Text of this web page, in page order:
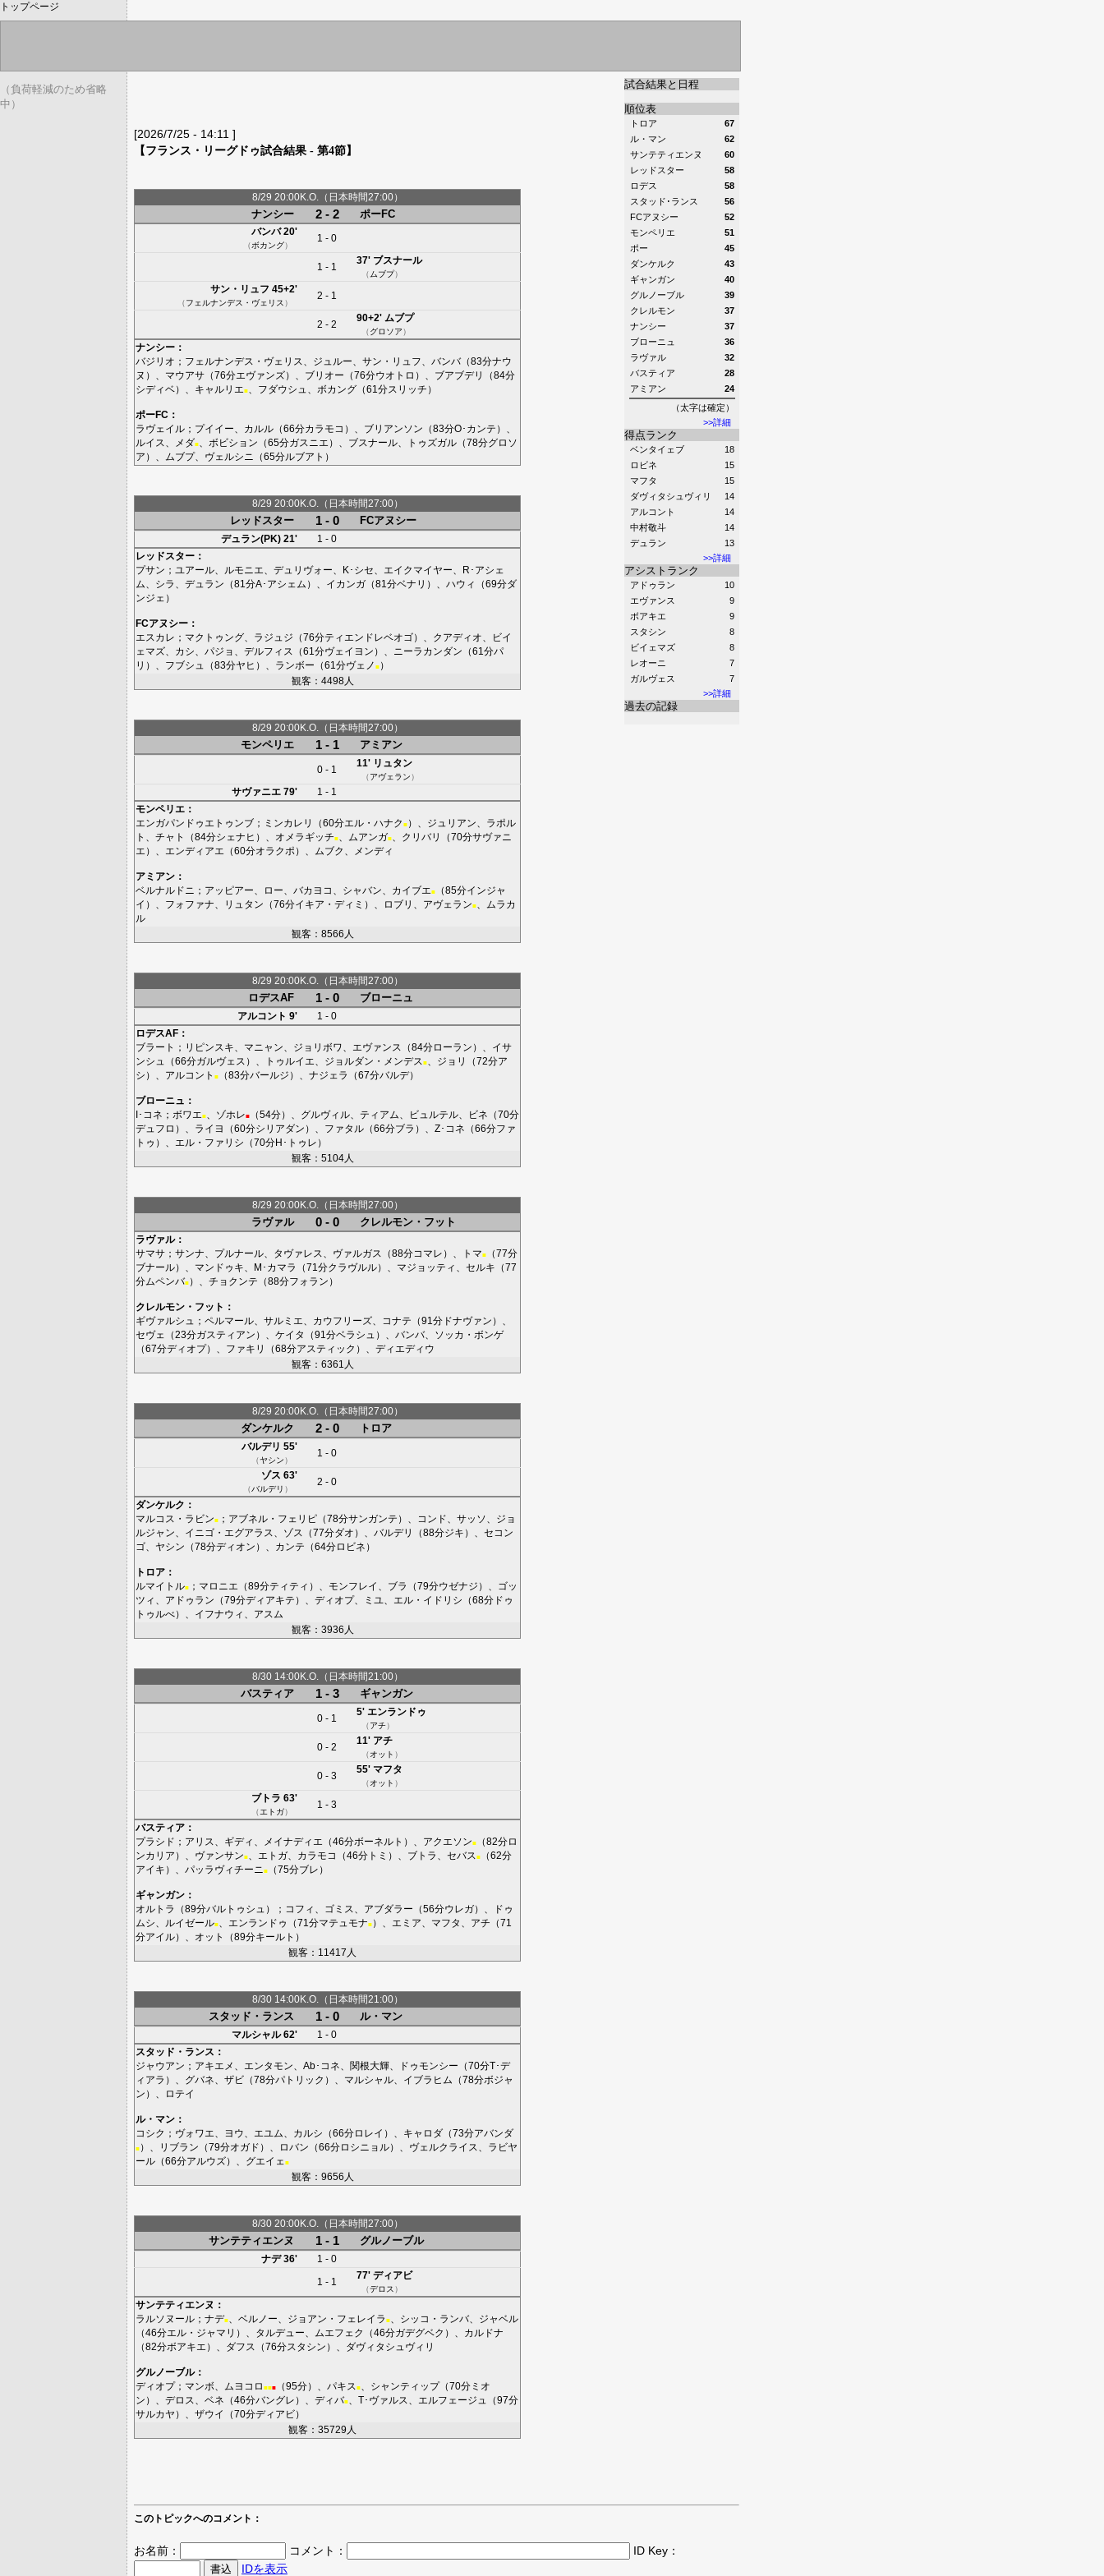
トップページ
（負荷軽減のため省略
中）
試合結果と日程
順位表
>>詳細
トロア
67
ル・マン
62
サンテティエンヌ
60
レッドスター
58
ロデス
58
スタッド･ランス
56
FCアヌシー
52
モンペリエ
51
ポー
45
ダンケルク
43
ギャンガン
40
グルノーブル
39
クレルモン
37
ナンシー
37
ブローニュ
36
ラヴァル
32
バスティア
28
アミアン
24
（太字は確定）
得点ランク
>>詳細
ベンタイェブ
18
ロビネ
15
マフタ
15
ダヴィタシュヴィリ
14
アルコント
14
中村敬斗
14
デュラン
13
アシストランク
>>詳細
アドゥラン
10
エヴァンス
9
ボアキエ
9
スタシン
8
ビイェマズ
8
レオーニ
7
ガルヴェス
7
過去の記録
[2026/7/25 - 14:11 ]
【フランス・リーグドゥ試合結果 - 第4節】
8/29 20:00K.O.（日本時間27:00）
ナンシー 2 - 2 ポーFC
バンバ20'
（ボカング）
1 - 0
1 - 1
37' ブスナール
（ ムブプ）
サン・リュフ 45+2'
（フェルナンデス・ヴェリス ）
2 - 1
2 - 2
90+2' ムブプ
（グロソア）
ナンシー ：
バジリオ ； フェルナンデス・ヴェリス ジュルー サン・リュフ バンバ（83分ナウ
ヌ ）、 マウアサ （76分エヴァンズ）、 ブリオー （76分ウオトロ ）、 ブアブデリ
（84分
シディベ）、 キャルリエ■ フダウシュ ボカング （61分スリッチ ）
ポーFC ：
ラヴェイル ； プイイー カルル （66分カラモコ ）、 ブリアンソン （83分O･カンテ ）、
ルイス
メダ■ ボビション （65分ガスニエ ）、 ブスナール トゥズガル （78分グロソ
ア ）、 ムブプ、 ヴェルシニ （65分ルブアト ）
8/29 20:00K.O.（日本時間27:00）
レッドスター 1 - 0 FCアヌシー
デュラン(PK) 21'
1 - 0
レッドスター ：
プサン ； ユアール ルモニエ デュリヴォー K･シセ エイクマイヤー
R･アシェ
ム
シラ デュラン （81分A･アシェム ）、 イカンガ （81分ベナリ ）、 ハウィ （69分ダ
ンジェ ）
FCアヌシー ：
エスカレ ； マクトゥング ラジュジ （76分ティエンドレベオゴ）、 クアディオ
ビイ
ェマズ
カシ パジョ デルフィス （61分ヴェイヨン ）、 ニーラカンダン （61分パ
リ ）、 フブシュ （83分ヤヒ ）、 ランボー （61分ヴェノ ■ ）
観客：4498人
8/29 20:00K.O.（日本時間27:00）
モンペリエ 1 - 1 アミアン
0 - 1
11' リュタン
（アヴェラン）
サヴァニエ 79'
1 - 1
モンペリエ ：
エンガパンドゥエトゥンブ ； ミンカレリ （60分エル・ハナク ■ ）、 ジュリアン
ラポル
ト
チャト （84分シェナヒ ）、 オメラギッチ■ ムアンガ■ クリバリ （70分サヴァニ
エ ）、 エンディアエ （60分オラクポ ）、 ムブク メンディ
アミアン ：
ベルナルドニ ； アッピアー ロー バカヨコ シャバン カイブエ■ （85分インジャ
イ ）、 フォファナ リュタン （76分イキア・ディミ ）、 ロブリ アヴェラン■
ムラカ
ル
観客：8566人
8/29 20:00K.O.（日本時間27:00）
ロデスAF 1 - 0 ブローニュ
アルコント 9'
1 - 0
ロデスAF ：
ブラート ； リピンスキ マニャン ジョリボワ エヴァンス （84分ローラン ）、 イサ
ンシュ
（66分ガルヴェス ）、 トゥルイエ ジョルダン・メンデス ■ ジョリ （72分ア
シ ）、 アルコント ■ （83分バールジ ）、 ナジェラ （67分バルデ）
ブローニュ ：
I･コネ ； ボワエ■ ゾホレ■ （54分）、 グルヴィル ティアム ビュルテル ビネ （70分
デュフロ ）、 ライヨ （60分シリアダン ）、 ファタル （66分ブラ ）、 Z･コネ （66分ファ
トゥ ）、 エル・ファリシ （70分H･トゥレ ）
観客：5104人
8/29 20:00K.O.（日本時間27:00）
ラヴァル 0 - 0 クレルモン・フット
ラヴァル：
サマサ ； サンナ プルナール タヴァレス ヴァルガス （88分コマレ ）、 トマ■
（77分
ブナール）、 マンドゥキ M･カマラ （71分クラヴルル）、 マジョッティ セルキ （77
分ムペンバ■ ）、 チョクンテ （88分フォラン ）
クレルモン・フット ：
ギヴァルシュ ； ペルマール サルミエ カウフリーズ コナテ （91分 ドナヴァン ）、
セヴェ
（23分ガスティアン ）、 ケイタ （91分ベラシュ ）、 バンバ、 ソッカ・ボンゲ
（67分ディオプ）、 ファキリ （68分アスティック ）、 ディエディウ
観客：6361人
8/29 20:00K.O.（日本時間27:00）
ダンケルク 2 - 0 トロア
バルデリ 55'
（ヤシン）
1 - 0
ゾス 63'
（バルデリ ）
2 - 0
ダンケルク ：
マルコス・ラビン■ ； アブネル・フェリピ （78分サンガンテ ）、 コンド サッソ
ジョ
ルジャン
イニゴ・エグアラス ゾス （77分ダオ ）、 バルデリ （88分ジキ ）、 セコン
ゴ
ヤシン （78分ディオン ）、 カンテ （64分ロビネ ）
トロア ：
ルマイトル■ ； マロニエ （89分ティティ ）、 モンフレイ ブラ （79分ウゼナジ ）、 ゴッ
ツィ
アドゥラン （79分ディアキテ ）、 ディオプ、 ミユ エル・イドリシ （68分 ドゥ
トゥルべ）、 イフナウィ
アスム
観客：3936人
8/30 14:00K.O.（日本時間21:00）
バスティア 1 - 3 ギャンガン
0 - 1
5' エンランドゥ
（アチ）
0 - 2
11' アチ
（オット ）
0 - 3
55' マフタ
（オット ）
ブトラ 63'
（エトガ）
1 - 3
バスティア ：
プラシド ； アリス ギディ メイナディエ （46分ボーネルト ）、 アクエソン■ （82分ロ
ンカリア ）、 ヴァンサン■ エトガ カラモコ （46分 トミ ）、 ブトラ セバス ■
（62分
アイキ ）、 パッラヴィチーニ ■ （75分ブレ ）
ギャンガン ：
オルトラ
（89分バルトゥシュ ）； コフィ ゴミス アブダラー （56分ウレガ）、
ドゥ
ムシ
ルイゼール■ エンランドゥ （71分マテュモナ■ ）、 エミア マフタ アチ （71
分アイル）、 オット （89分キールト ）
観客：11417人
8/30 14:00K.O.（日本時間21:00）
スタッド・ランス 1 - 0 ル・マン
マルシャル62'
1 - 0
スタッド・ランス ：
ジャウアン ； アキエメ エンタモン Ab･コネ 関根大輝 ドゥモンシー （70分T･デ
ィアラ ）、 グバネ ザビ （78分パトリック ）、 マルシャル イブラヒム （78分ボジャ
ン ）、 ロテイ
ル・マン ：
コシク ； ヴォワエ ヨウ エユム カルシ （66分ロレイ ）、 キャロダ （73分アバンダ
■ ）、 リブラン （79分オガド ）、 ロバン （66分ロシニョル）、 ヴェルクライス
ラビヤ
ール （66分アルウズ）、 グエイェ ■
観客：9656人
8/30 20:00K.O.（日本時間27:00）
サンテティエンヌ 1 - 1 グルノーブル
ナデ36'
1 - 0
1 - 1
77' ディアビ
（デロス ）
サンテティエンヌ ：
ラルソヌール ； ナデ■ ベルノー ジョアン・フェレイラ ■ シッコ・ランバ、 ジャベル
（46分エル・ジャマリ ）、 タルデュー ムエフェク （46分ガデグベク ）、 カルドナ
（82分ボアキエ ）、 ダフス （76分スタシン ）、 ダヴィタシュヴィリ
グルノーブル：
ディオプ； マンボ ムヨコロ ■■■ （95分）、 パキス ■ シャンティップ（70分 ミオ
ン ）、 デロス ベネ （46分バングレ ）、 ディバ■ T･ヴァルス エルフェージュ
（97分
サルカヤ ）、 ザウイ （70分ディアビ）
観客：35729人
このトピックへのコメント：
お名前： コメント：
ID Key：
IDを表示